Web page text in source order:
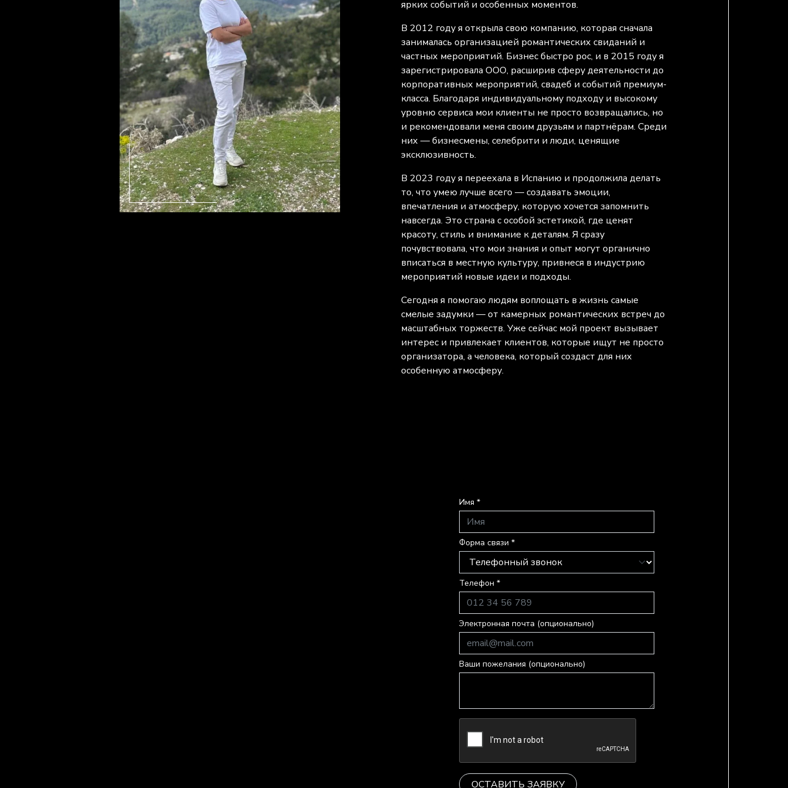
ярких событий и особенных моментов.
В 2012 году я открыла свою компанию, которая сначала
занималась организацией романтических свиданий и
частных мероприятий. Бизнес быстро рос, и в 2015 году я
зарегистрировала ООО, расширив сферу деятельности до
корпоративных мероприятий, свадеб и событий премиум-
класса. Благодаря индивидуальному подходу и высокому
уровню сервиса мои клиенты не просто возвращались, но
и рекомендовали меня своим друзьям и партнёрам. Среди
них — бизнесмены, селебрити и люди, ценящие
эксклюзивность.
В 2023 году я переехала в Испанию и продолжила делать
то, что умею лучше всего — создавать эмоции,
впечатления и атмосферу, которую хочется запомнить
навсегда. Это страна с особой эстетикой, где ценят
красоту, стиль и внимание к деталям. Я сразу
почувствовала, что мои знания и опыт могут органично
вписаться в местную культуру, привнеся в индустрию
мероприятий новые идеи и подходы.
Сегодня я помогаю людям воплощать в жизнь самые
смелые задумки — от камерных романтических встреч до
масштабных торжеств. Уже сейчас мой проект вызывает
интерес и привлекает клиентов, которые ищут не просто
организатора, а человека, который создаст для них
особенную атмосферу.
Имя *
Форма связи *
Телефон *
Электронная почта (опционально)
Ваши пожелания (опционально)